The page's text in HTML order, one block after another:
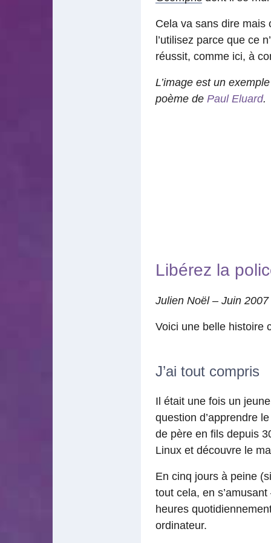
Cela va sans dire mais
l’utilisez parce que ce
réussit, comme ici, à
L’image est un
poème de Paul Eluard.
Libérez la
Julien Noël – Juin 2007
Voici une belle histoire
J’ai tout compris
Il était une fois un
question d’apprendre
de père en fils depuis
Linux et découvre le
En cinq jours à peine
tout cela, en
heures
ordinateur.